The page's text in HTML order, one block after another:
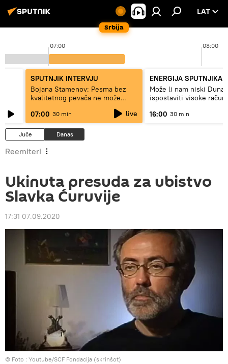
Srbija
LAT
07:00 08:00
SPUTNJIK INTERVJU
Bojana Stamenov: Pesma bez
kvalitetnog pevača ne može
07:00 30 min live
ENERGIJA SPUTNJIKA
Može li nam niski Dunav
ispostaviti visoke
16:00 30 min
Juče Danas
Reemiteri
Ukinuta presuda za ubistvo
Slavka Ćuruvije
17:31 07.09.2020
© Foto : Youtube/SCF Fondacija (skrinšot)